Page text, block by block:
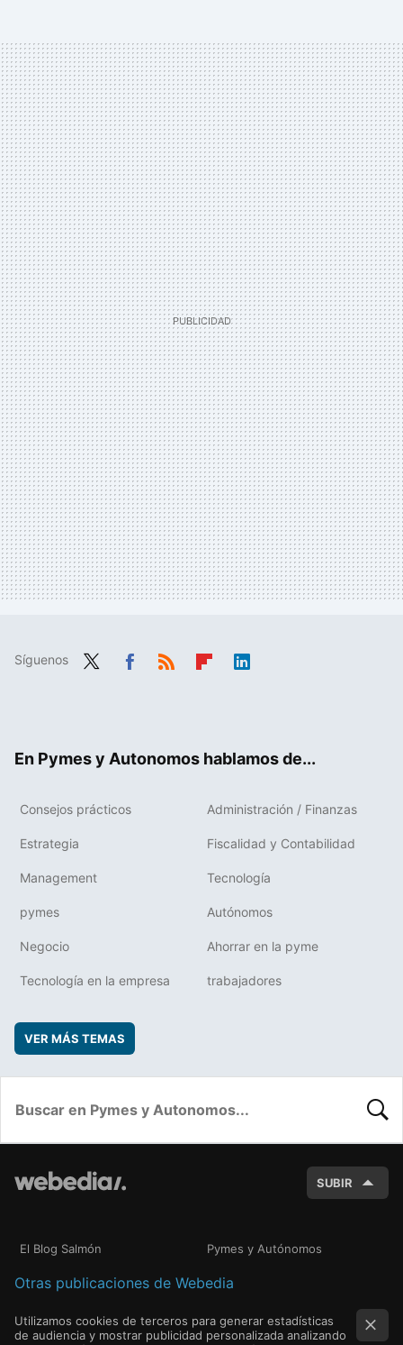
Síguenos
En Pymes y Autonomos hablamos de...
Consejos prácticos Administración / Finanzas
Estrategia Fiscalidad y Contabilidad
Management Tecnología
pymes Autónomos
Negocio Ahorrar en la pyme
Tecnología en la empresa trabajadores
VER MÁS TEMAS
SUBIR
El Blog Salmón Pymes y Autónomos
Otras publicaciones de Webedia
Utilizamos cookies de terceros para generar estadísticas
de audiencia y mostrar publicidad personalizada analizando